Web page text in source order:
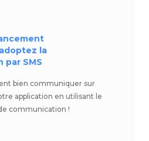
la
par SMS
bien communiquer sur
application en utilisant le
communication !